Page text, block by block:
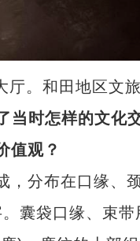
。和田地区文旅
当时怎样的文化
值观？
，分布在口缘、
。囊袋口缘、束